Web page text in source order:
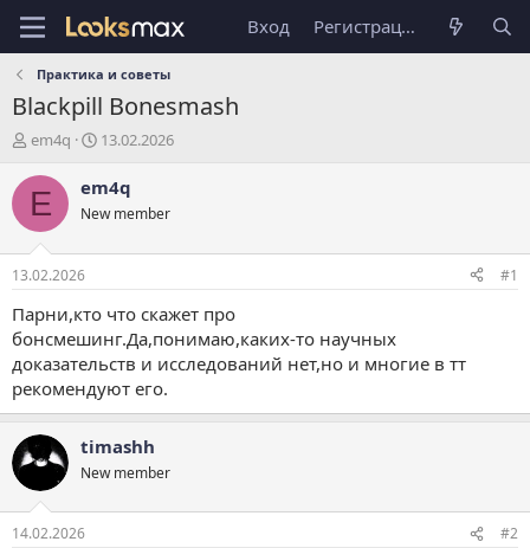
Вход Регистрация
Практика и советы
Blackpill Bonesmash
А
т
о
т
е
м
ы
em4q
Д
т
н
а
л
13.02.2026
E em4q
New member
13.02.2026 #1
Парни,кто что скажет про
бонсмешинг.Да,понимаю,каких-то научных
доказательств и исследований нет,но и многие в тт
рекомендуют его.
timashh
New member
14.02.2026 #2